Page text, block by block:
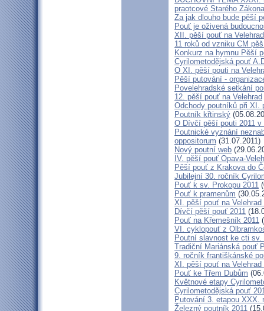
praotcové Starého Zákona
Za jak dlouho bude pěší
Pouť je oživená
XII. pěší pouť na
11 roků od vzniku CM
Konkurz na hymnu Pěší
Cyrilometodějská pouť
O XI. pěší pouti na
Pěší putování -
Povelehradské setkání
12. pěší pouť na Velehrad
Odchody poutníků při XI.
Poutník křtinský
O Dívčí pěší pouti 2011 v
Poutnické vyznání
oppositorum (31.07.2011)
Nový poutní web
IV. pěší pouť Opava-
Pěší pouť z Krakova do
Jubilejní 30. ročník
Pouť k sv. Prokopu 2011
Pouť k pramenům
XI. pěší pouť na Velehrad
Dívčí pěší pouť 2011
Pouť na Křemešník 2011
VI. cyklopouť z
Poutní slavnost ke cti sv.
Tradiční Mariánská pouť
9. ročník františkánské
XI. pěší pouť na
Pouť ke Třem Dubům
Květnové etapy
Cyrilometodějská pouť
Putování 3. etapou XXX.
Železný poutník 2011